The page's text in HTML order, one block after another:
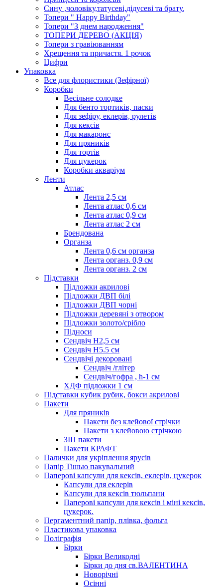
Сину ,чоловіку,татусеві,дідусеві та брату.
Топери " Happy Birthday"
Топери "З днем народження"
ТОПЕРИ ДЕРЕВО (АКЦІЯ)
Топери з гравіюванням
Хрещення та причастя. 1 рочок
Цифри
Упаковка
Все для флористики (Зефірної)
Коробки
Весільне солодке
Для бенто тортиків, паски
Для зефіру, еклерів, рулетів
Для кексів
Для макаронс
Для пряників
Для тортів
Для цукерок
Коробки акваріум
Ленти
Атлас
Лента 2,5 см
Лента атлас 0,6 см
Лента атлас 0,9 см
Лента атлас 2 см
Брендована
Органза
Лента 0,6 см органза
Лента органз. 0,9 см
Лента органз. 2 см
Підставки
Підложки акрилові
Підложки ДВП білі
Підложки ДВП чорні
Підложки деревяні з отвором
Підложки золото/срібло
Підноси
Сендвіч H2,5 см
Сендвіч H5.5 см
Сендвічі декоровані
Сендвіч /глітер
Сендвіч/гофра , h-1 см
ХДФ підложки 1 см
Підставки кубик рубик, бокси акрилові
Пакети
Для пряників
Пакети без клейової стрічки
Пакети з клейовою стрічкою
ЗІП пакети
Пакети КРАФТ
Палички для укріплення ярусів
Папір Тішью пакувальний
Паперові капсули для кексів, еклерів, цукерок
Капсули для еклерів
Капсули для кексів тюльпани
Паперові капсули для кексів і міні кексів,
цукерок.
Пергаментний папір, плівка, фольга
Пластикова упаковка
Поліграфія
Бірки
Бірки Великодні
Бірки до дня св.ВАЛЕНТИНА
Новорічні
Осінні